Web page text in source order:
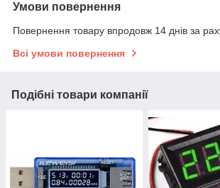
Умови повернення
Повернення товару впродовж 14 днів за
Всі умови повернення
Подібні товари компанії